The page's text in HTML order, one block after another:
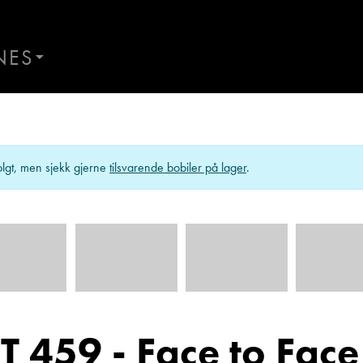
Ann Kristin Hattrem
men sjekk gjerne tilsvarende bobiler på lager.
459 - Face to